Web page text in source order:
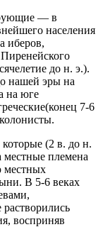
— в
населения
иберов,
до н. э.).
нашей эры на
на юге
7-6
(2 в. до н.
местные племена
местных
В 5-6 веках
восприняв